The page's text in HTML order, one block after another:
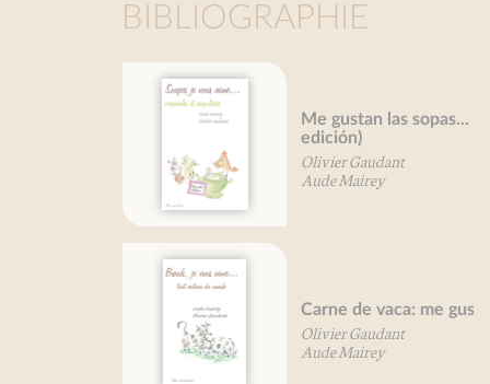
BIBLIOGRAPHIE
Me gustan las sopas... (Nueva
Olivier Gaudant
Aude Mairey
Carne de vaca: me gusta...
Olivier Gaudant
Aude Mairey